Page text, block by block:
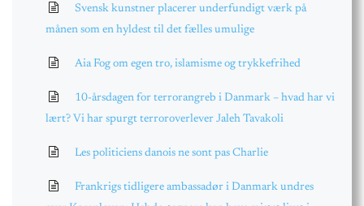
Svensk kunstner placerer underfundigt værk på
månen som en hyldest til det fælles umulige
Aia Fog om egen tro, islamisme og trykkefrihed
10-årsdagen for terrorangreb i Danmark – hvad har vi
lært? Vi har spurgt terroroverlever Jaleh Tavakoli
Les politiciens danois ne sont pas Charlie
Frankrigs tidligere ambassadør i Danmark undres